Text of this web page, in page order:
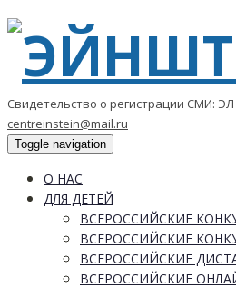
Свидетельство о регистрации СМИ:
centreinstein@mail.ru
Toggle navigation
О НАС
ДЛЯ ДЕТЕЙ
ВСЕРОССИЙСКИЕ
ВСЕРОССИЙСКИЕ
ВСЕРОССИЙСКИЕ
ВСЕРОССИЙСКИЕ